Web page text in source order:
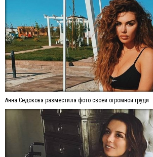
Анна Седокова разместила фото своей огромной груди